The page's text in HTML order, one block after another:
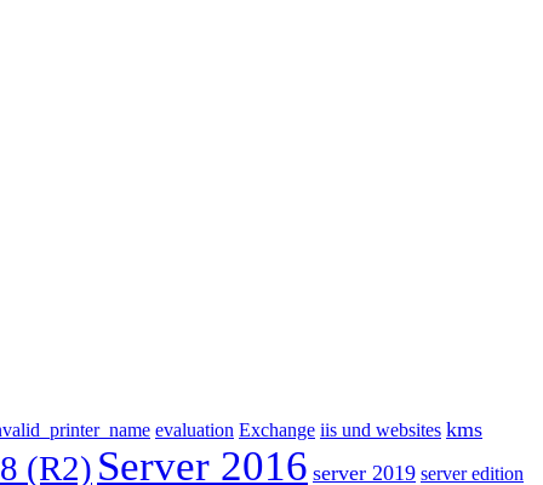
evaluation Exchange iis und websites kms
(R2) Server 2016 server 2019 server edition